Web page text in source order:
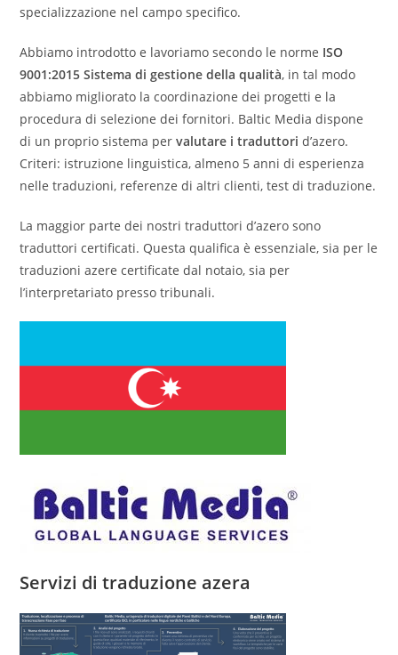
specializzazione nel campo specifico.
Abbiamo introdotto e lavoriamo secondo le norme ISO
9001:2015 Sistema di gestione della qualità, in tal modo
abbiamo migliorato la coordinazione dei progetti e la
procedura di selezione dei fornitori. Baltic Media dispone
di un proprio sistema per valutare i traduttori d’azero.
Criteri: istruzione linguistica, almeno 5 anni di esperienza
nelle traduzioni, referenze di altri clienti, test di traduzione.
La maggior parte dei nostri traduttori d’azero sono
traduttori certificati. Questa qualifica è essenziale, sia per le
traduzioni azere certificate dal notaio, sia per
l’interpretariato presso tribunali.
Servizi di traduzione azera